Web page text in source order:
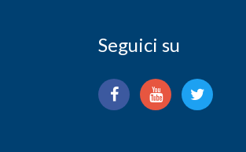
Seguici su